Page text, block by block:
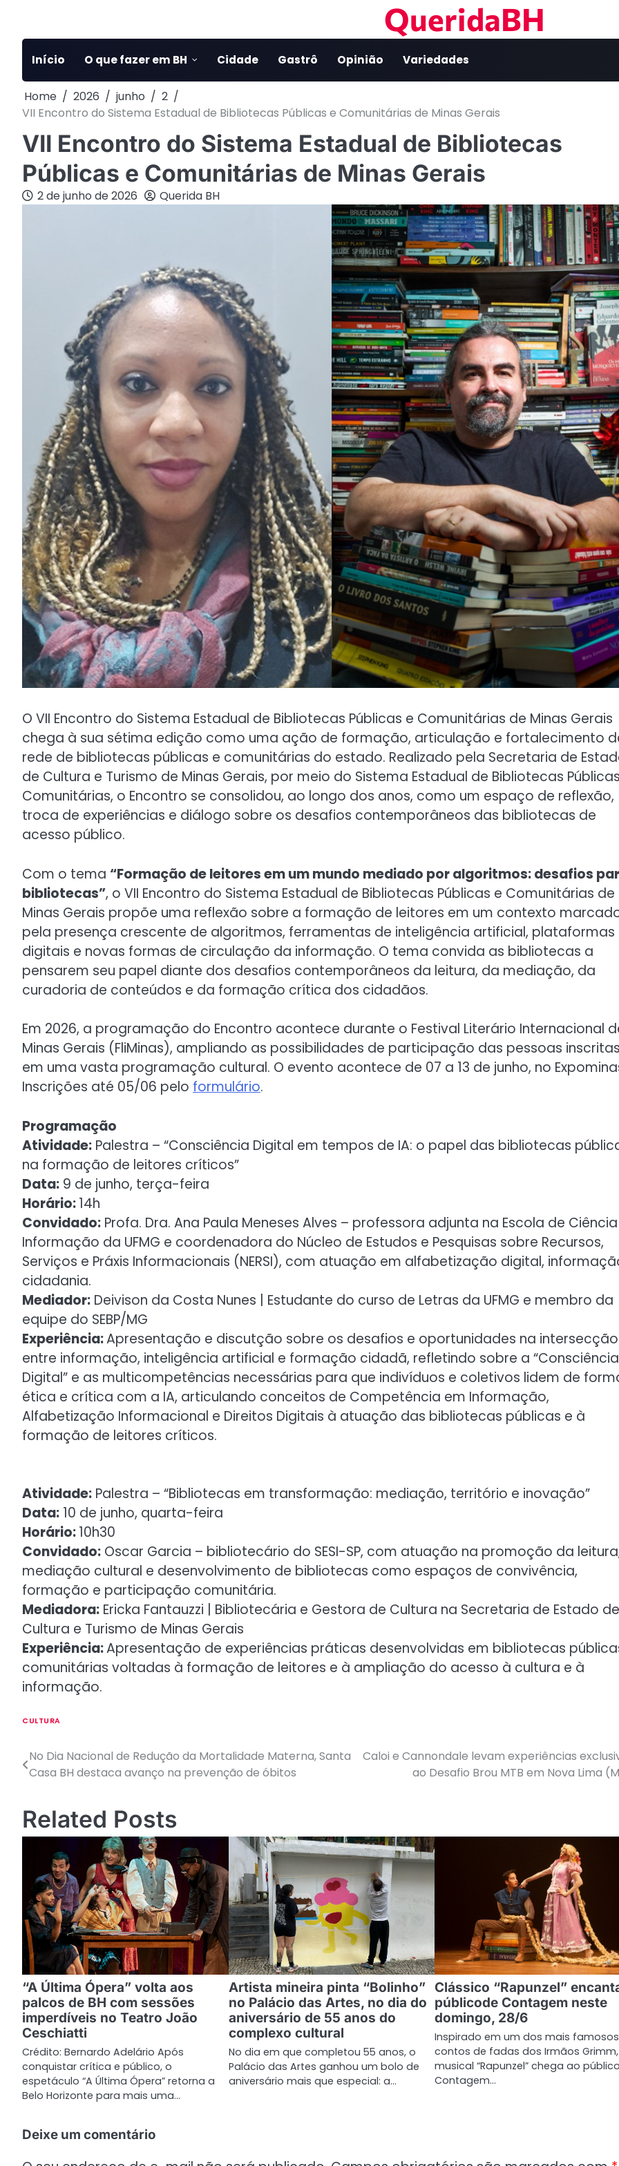
content
QueridaBH
Início O que fazer em BH Cidade Gastrô Opinião Variedades
Home 2026 junho
2
VII Encontro do Sistema Estadual de Bibliotecas Públicas e Comunitárias de Minas Gerais
VII Encontro do Sistema Estadual de Bibliotecas
Públicas e Comunitárias de Minas Gerais
2 de junho de 2026 Querida BH
O VII Encontro do Sistema Estadual de Bibliotecas Públicas e Comunitárias de Minas Gerais
chega à sua sétima edição como uma ação de formação, articulação e fortalecimento
rede de bibliotecas públicas e comunitárias do estado. Realizado pela Secretaria de
de Cultura e Turismo de Minas Gerais, por meio do Sistema Estadual de Bibliotecas
Comunitárias, o Encontro se consolidou, ao longo dos anos, como um espaço de reflexão,
troca de experiências e diálogo sobre os desafios contemporâneos das bibliotecas de
acesso público.
Com o tema “Formação de leitores em um mundo mediado por algoritmos: desafios
bibliotecas”, o VII Encontro do Sistema Estadual de Bibliotecas Públicas e Comunitárias de
Minas Gerais propõe uma reflexão sobre a formação de leitores em um contexto
pela presença crescente de algoritmos, ferramentas de inteligência artificial, plataformas
digitais e novas formas de circulação da informação. O tema convida as bibliotecas a
pensarem seu papel diante dos desafios contemporâneos da leitura, da mediação, da
curadoria de conteúdos e da formação crítica dos cidadãos.
Em 2026, a programação do Encontro acontece durante o Festival Literário Internacional
Minas Gerais (FliMinas), ampliando as possibilidades de participação das pessoas inscritas
em uma vasta programação cultural. O evento acontece de 07 a 13 de junho, no
Inscrições até 05/06 pelo formulário.
Programação
Atividade: Palestra – “Consciência Digital em tempos de IA: o papel das bibliotecas
na formação de leitores críticos”
Data: 9 de junho, terça-feira
Horário:14h
Convidado: Profa. Dra. Ana Paula Meneses Alves – professora adjunta na Escola de
Informação da UFMG e coordenadora do Núcleo de Estudos e Pesquisas sobre Recursos,
Serviços e Práxis Informacionais (NERSI), com atuação em alfabetização digital,
cidadania.
Mediador: Deivison da Costa Nunes | Estudante do curso de Letras da UFMG e membro da
equipe do SEBP/MG
Experiência:Apresentação e discutção sobre os desafios e oportunidades na intersecção
entre informação, inteligência artificial e formação cidadã, refletindo sobre a “Consciência
Digital” e as multicompetências necessárias para que indivíduos e coletivos lidem de
ética e crítica com a IA, articulando conceitos de Competência em Informação,
Alfabetização Informacional e Direitos Digitais à atuação das bibliotecas públicas e à
formação de leitores críticos.
Atividade: Palestra – “Bibliotecas em transformação: mediação, território e inovação”
Data: 10 de junho, quarta-feira
Horário:10h30
Convidado: Oscar Garcia – bibliotecário do SESI-SP, com atuação na promoção da
mediação cultural e desenvolvimento de bibliotecas como espaços de convivência,
formação e participação comunitária.
Mediadora: Ericka Fantauzzi | Bibliotecária e Gestora de Cultura na Secretaria de Estado de
Cultura e Turismo de Minas Gerais
Experiência:Apresentação de experiências práticas desenvolvidas em bibliotecas
comunitárias voltadas à formação de leitores e à ampliação do acesso à cultura e à
informação.
CULTURA
N
v
e
ç
ã
o
d
e
P
o
s
No Dia Nacional de Redução da Mortalidade Materna, Santa
Casa BH destaca avanço na prevenção de óbitos
Caloi e Cannondale levam experiências
ao Desafio Brou MTB em Nova Lima
Related Posts
“A Última Ópera” volta aos
palcos de BH com sessões
imperdíveis no Teatro João
Ceschiatti
Crédito: Bernardo Adelário Após
conquistar crítica e público, o
espetáculo “A Última Ópera” retorna a
Belo Horizonte para mais uma…
Artista mineira pinta “Bolinho”
no Palácio das Artes, no dia do
aniversário de 55 anos do
complexo cultural
No dia em que completou 55 anos, o
Palácio das Artes ganhou um bolo de
aniversário mais que especial: a…
Clássico “Rapunzel”
públicode Contagem neste
domingo, 28/6
Inspirado em um dos mais famosos
contos de fadas dos Irmãos
musical “Rapunzel” chega ao
Contagem…
Deixe um comentário